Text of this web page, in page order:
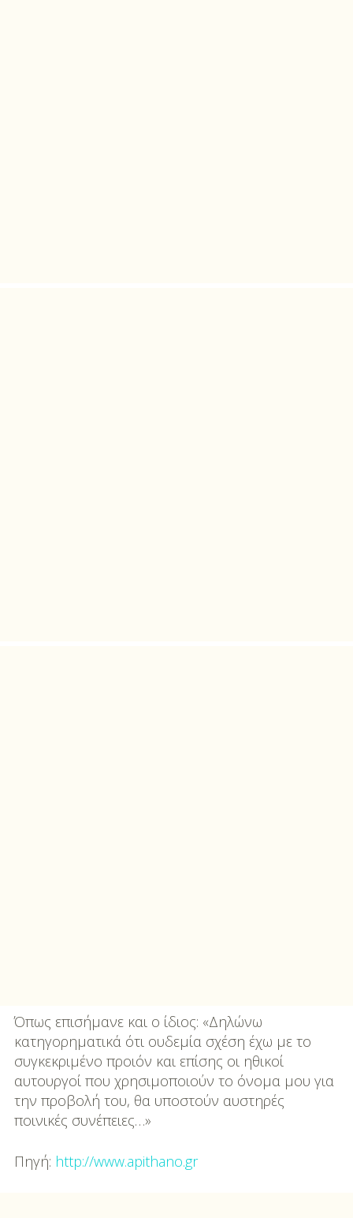
Όπως επισήμανε και ο ίδιος: «Δηλώνω
κατηγορηματικά ότι ουδεμία σχέση έχω με το
συγκεκριμένο προιόν και επίσης οι ηθικοί
αυτουργοί που χρησιμοποιούν το όνομα μου για
την προβολή του, θα υποστούν αυστηρές
ποινικές συνέπειες…»
Πηγή: http://www.apithano.gr